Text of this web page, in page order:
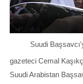
Suudi
gazeteci Cemal
Suudi Arabistan